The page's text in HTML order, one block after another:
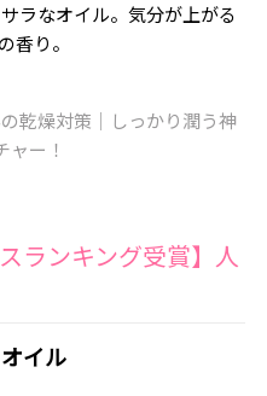
ラなオイル。気分が上がる
香り。
乾燥対策｜しっかり潤う神
ャー！
ランキング受賞】人
イル